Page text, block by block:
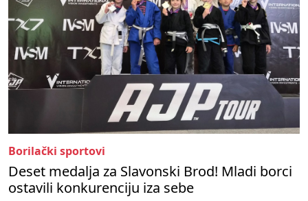
Borilački sportovi
Deset medalja za Slavonski Brod! Mladi borci
ostavili konkurenciju iza sebe